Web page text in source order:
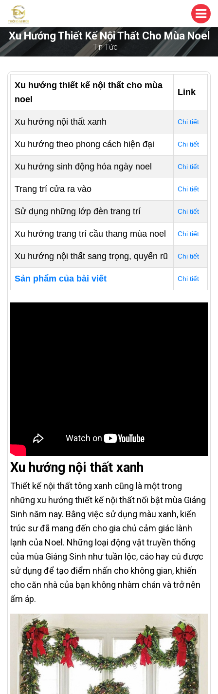
Xu Hướng Thiết Kế Nội Thất Cho Mùa Noel
Tin Tức
Xu hướng thiết kế nội thất cho mùa
noel
Link
Xu hướng nội thất xanh Chi tiết
Xu hướng theo phong cách hiện đại Chi tiết
Xu hướng sinh động hóa ngày noel Chi tiết
Trang trí cửa ra vào Chi tiết
Sử dụng những lớp đèn trang trí Chi tiết
Xu hướng trang trí cầu thang mùa noel Chi tiết
Xu hướng nội thất sang trọng, quyến rũ Chi tiết
Sản phẩm của bài viết Chi tiết
Xu hướng nội thất xanh
Thiết kế nội thất tông xanh cũng là một trong
những xu hướng thiết kế nội thất nổi bật mùa Giáng
Sinh năm nay. Bằng việc sử dụng màu xanh, kiến
trúc sư đã mang đến cho gia chủ cảm giác lành
lạnh của Noel. Những loại động vật truyền thống
của mùa Giáng Sinh như tuần lộc, cáo hay cú được
sử dụng để tạo điểm nhấn cho không gian, khiến
cho căn nhà của bạn không nhàm chán và trở nên
ấm áp.